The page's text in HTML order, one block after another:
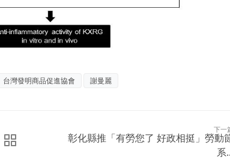
台灣發明商品促進協會 謝曼麗
下一
彰化縣推「有勞您了 好政相挺」勞動
系